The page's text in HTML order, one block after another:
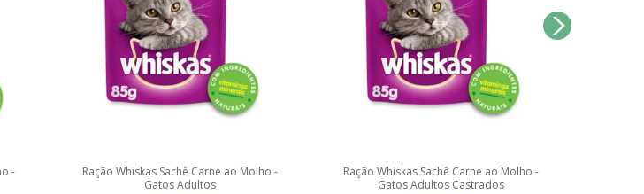
-
Ração Whiskas Sachê Carne ao Molho -
Gatos Adultos
Ração Whiskas Sachê Carne ao Molho -
Gatos Adultos Castrados